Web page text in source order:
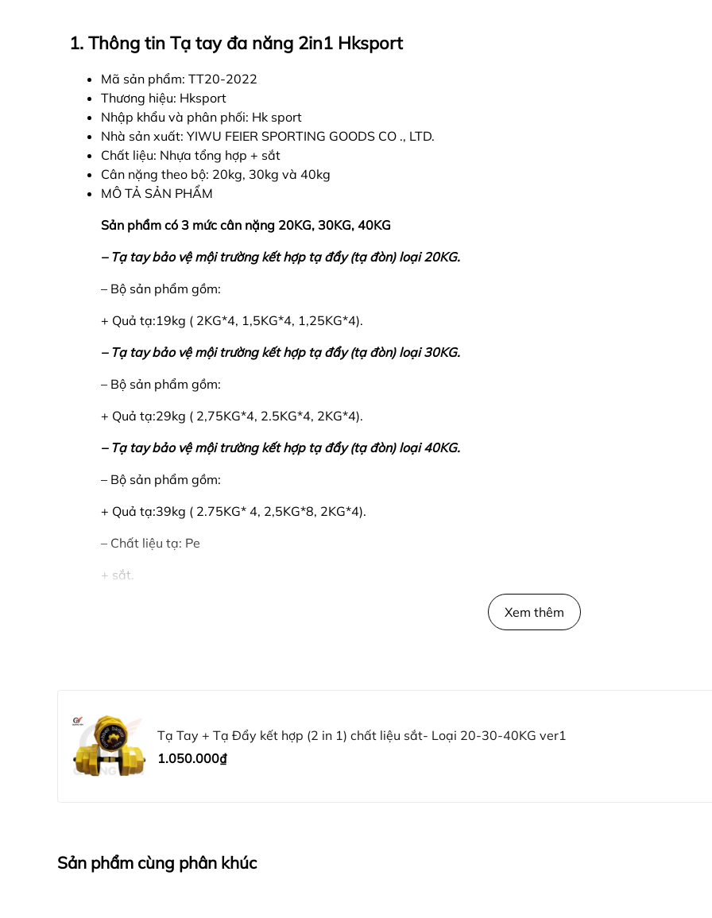
1. Thông tin Tạ tay đa năng 2in1 Hksport
Mã sản phẩm: TT20-2022
Thương hiệu: Hksport
Nhập khẩu và phân phối: Hk sport
Nhà sản xuất: YIWU FEIER SPORTING GOODS CO ., LTD.
Chất liệu: Nhựa tổng hợp + sắt
Cân nặng theo bộ: 20kg, 30kg và 40kg
MÔ TẢ SẢN PHẨM
Sản phẩm có 3 mức cân nặng 20KG, 30KG, 40KG
– Tạ tay bảo vệ mội trường kết hợp tạ đẩy (tạ đòn) loại 20KG.
– Bộ sản phẩm gồm:
+ Quả tạ:19kg ( 2KG*4, 1,5KG*4, 1,25KG*4).
– Tạ tay bảo vệ mội trường kết hợp tạ đẩy (tạ đòn) loại 30KG.
– Bộ sản phẩm gồm:
+ Quả tạ:29kg ( 2,75KG*4, 2.5KG*4, 2KG*4).
– Tạ tay bảo vệ mội trường kết hợp tạ đẩy (tạ đòn) loại 40KG.
– Bộ sản phẩm gồm:
+ Quả tạ:39kg ( 2.75KG* 4, 2,5KG*8, 2KG*4).
– Chất liệu tạ: Pe
+ sắt.
Sản phẩm có 3 mức cân nặng 20KG, 30KG, 40KG
– Tạ tay bảo vệ mội trường kết hợp tạ đẩy (tạ đòn) loại 20KG.
– Tạ tay bảo vệ mội trường kết hợp tạ đẩy (tạ đòn) loại 30KG.
Xem thêm
Tạ Tay + Tạ Đẩy kết hợp (2 in 1) chất liệu sắt- Loại 20-30-40KG ver1
1.050.000₫
Sản phẩm cùng phân khúc